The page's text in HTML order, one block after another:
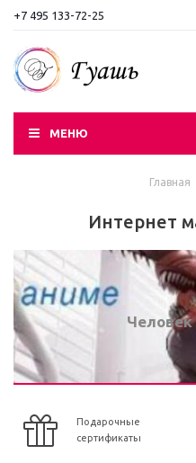
+7 495 133-72-25
МЕНЮ
Главная
Интернет
Человек
Подарочные
сертификаты